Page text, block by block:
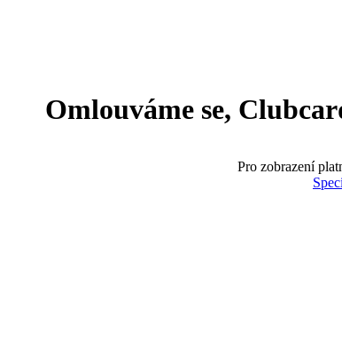
Omlouváme se,
Pro zobrazení